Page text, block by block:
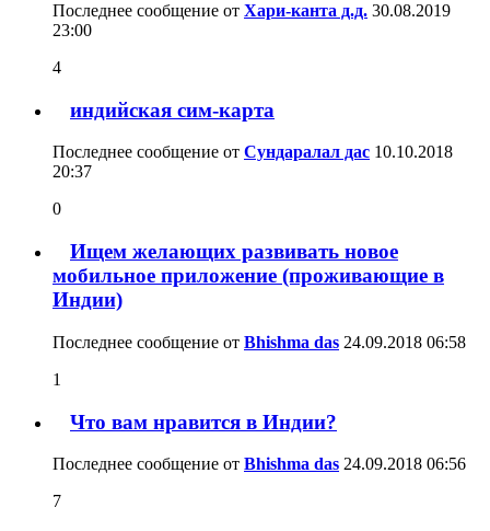
Последнее сообщение от Хари-канта д.д. 30.08.2019
23:00
4
индийская сим-карта
Последнее сообщение от Сундаралал дас 10.10.2018
20:37
0
Ищем желающих развивать новое
мобильное приложение (проживающие в
Индии)
Последнее сообщение от Bhishma das 24.09.2018 06:58
1
Что вам нравится в Индии?
Последнее сообщение от Bhishma das 24.09.2018 06:56
7